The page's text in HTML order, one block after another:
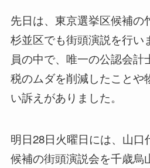
先日は、東京選挙区候補の
杉並区でも街頭演説を行い
員の中で、唯一の公認会計
税のムダを削減したことや
い訴えがありました。
明日28日火曜日には、山口
候補の街頭演説会を千歳烏